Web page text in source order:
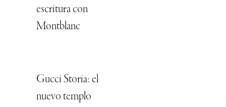
escritura con
Montblanc
Gucci Storia: el
nuevo templo